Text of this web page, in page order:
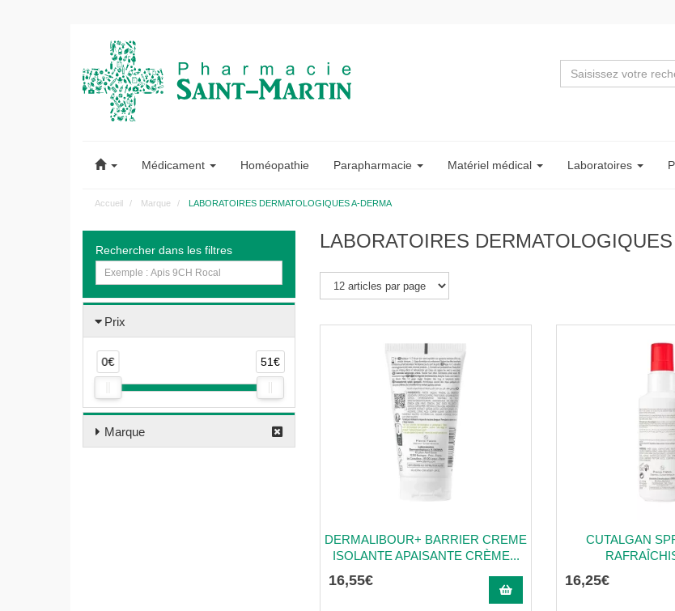
Saint-
Martin
Pharmacie
Saint-
Martin
Amiens
Médicament Homéopathie Parapharmacie Matériel médical Laboratoires
Accueil Marque LABORATOIRES DERMATOLOGIQUES A-DERMA
LABORATOIRES
DERMALIBOUR+ BARRIER CREME
ISOLANTE APAISANTE CRÈME...
16,55€
CUTALGAN
16,25€
Rechercher dans les filtres
Prix
0€ 51€
Marque